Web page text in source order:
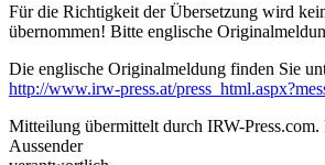
Für die Richtigkeit der Übersetzung wird
übernommen! Bitte englische
Die englische Originalmeldung finden Sie
http://www.irw-press.at/
Mitteilung übermittelt durch IRW-Press.com.
Aussender